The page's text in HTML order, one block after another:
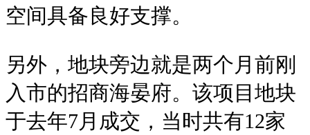
空间具备良好支撑。
另外，地块旁边就是两个月前刚
入市的招商海晏府。该项目地块
于去年7月成交，当时共有12家